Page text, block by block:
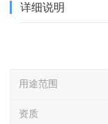
详细说明
用途范围
资质